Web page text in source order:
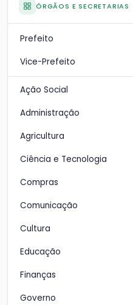
ÓRGÃOS E SECRETARIAS
Prefeito
Vice-Prefeito
Ação Social
Administração
Agricultura
Ciência e Tecnologia
Compras
Comunicação
Cultura
Educação
Finanças
Governo